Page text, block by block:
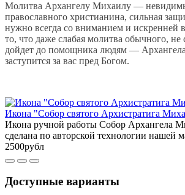
Молитва Архангелу Михаилу —
православного христианина, сильная
нужно всегда со вниманием и искренней
то, что даже слабая молитва обычного, не
дойдет до помощника людям —
заступится за вас пред Богом.
Икона "Собор святого Архистратига
Икона ручной работы Собор Архангела
сделана по авторской технологии нашей
2500рубл
Доступные варианты